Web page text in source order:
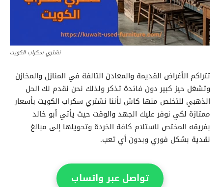
نشتري سكراب الكويت
تتراكم الأغراض القديمة والمعادن التالفة في المنازل والمخازن
وتشغل حيز كبير دون فائدة تذكر ولذلك نحن نقدم لك الحل
الذهبي للتخلص منها كاش لأننا نشتري سكراب الكويت بأسعار
ممتازة لكي نوفر عليك الجهد والوقت حيث يأتي أبو خالد
بفريقه المختص لاستلام كافة الخردة وتحويلها إلى مبالغ
نقدية بشكل فوري وبدون أي تعب.
تواصل عبر واتساب